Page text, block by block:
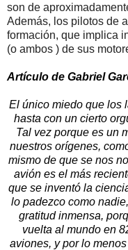
son de
Además, los pilotos de
formación, que implica
(o ambos ) de sus
Artículo de Gabriel
El único miedo que los
hasta con un cierto
Tal vez porque es un
nuestros orígenes,
mismo de que se nos
avión es el más
que se inventó la
lo padezco como
gratitud inmensa,
vuelta al mundo en
aviones, y por lo